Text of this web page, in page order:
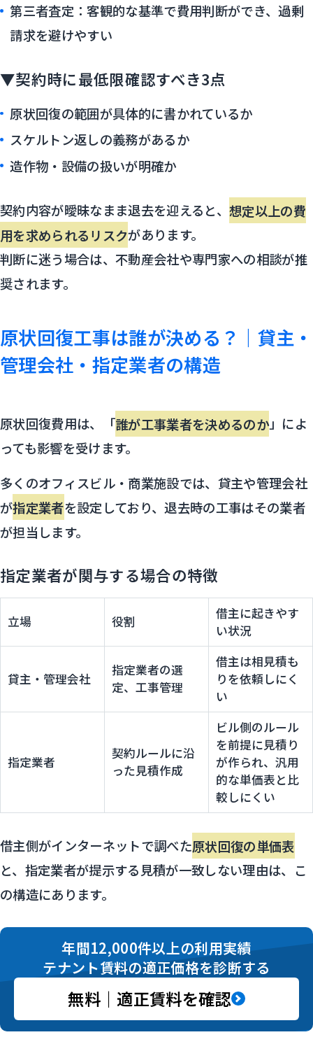
第三者査定：客観的な基準で費用判断ができ、過剰
請求を避けやすい
▼契約時に最低限確認すべき3点
原状回復の範囲が具体的に書かれているか
スケルトン返しの義務があるか
造作物・設備の扱いが明確か
契約内容が曖昧なまま退去を迎えると、想定以上の費
用を求められるリスクがあります。
判断に迷う場合は、不動産会社や専門家への相談が推
奨されます。
原状回復工事は誰が決める？｜貸主・
管理会社・指定業者の構造
原状回復費用は、「誰が工事業者を決めるのか」によ
っても影響を受けます。
多くのオフィスビル・商業施設では、貸主や管理会社
が指定業者を設定しており、退去時の工事はその業者
が担当します。
指定業者が関与する場合の特徴
立場 役割
借主に起きやす
い状況
貸主・管理会社
指定業者の選
定、工事管理
借主は相見積も
りを依頼しにく
い
指定業者
契約ルールに沿
った見積作成
ビル側のルール
を前提に見積り
が作られ、汎用
的な単価表と比
較しにくい
借主側がインターネットで調べた原状回復の単価表
と、指定業者が提示する見積が一致しない理由は、こ
の構造にあります。
年間12,000件以上の利用実績
テナント賃料の適正価格を診断する
無料｜適正賃料を確認